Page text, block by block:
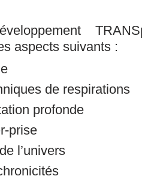
aspects suivants :
de respirations
profonde
prise
l’univers